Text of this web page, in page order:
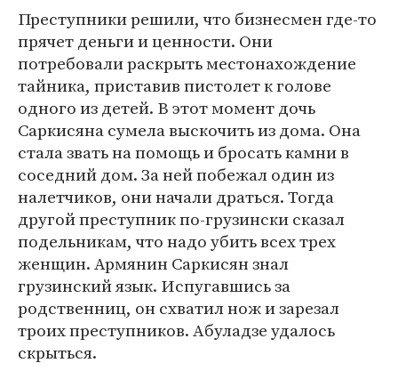
Преступники решили, что бизнесмен где-то
прячет деньги и ценности. Они
потребовали раскрыть местонахождение
тайника, приставив пистолет к голове
одного из детей. В этот момент дочь
Саркисяна сумела выскочить из дома. Она
стала звать на помощь и бросать камни в
соседний дом. За ней побежал один из
налетчиков, они начали драться. Тогда
другой преступник по-грузински сказал
подельникам, что надо убить всех трех
женщин. Армянин Саркисян знал
грузинский язык. Испугавшись за
родственниц, он схватил нож и зарезал
троих преступников. Абуладзе удалось
скрыться.